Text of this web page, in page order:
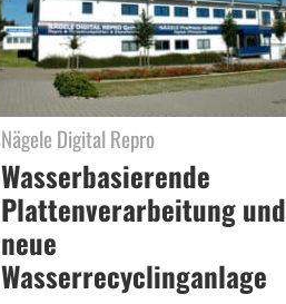
Nägele Digital Repro
Wasserbasierende
Plattenverarbeitung und
neue
Wasserrecyclinganlage